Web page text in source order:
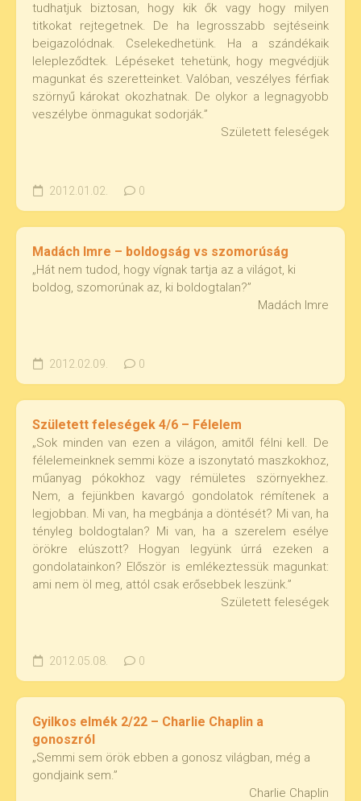
tudhatjuk biztosan, hogy kik ők vagy hogy milyen
titkokat rejtegetnek. De ha legrosszabb sejtéseink
beigazolódnak. Cselekedhetünk. Ha a szándékaik
lelepleződtek. Lépéseket tehetünk, hogy megvédjük
magunkat és szeretteinket. Valóban, veszélyes férfiak
szörnyű károkat okozhatnak. De olykor a legnagyobb
veszélybe önmagukat sodorják.”
Született feleségek
2012.01.02. 0
Madách Imre – boldogság vs szomorúság
„Hát nem tudod, hogy vígnak tartja az a világot, ki
boldog, szomorúnak az, ki boldogtalan?”
Madách Imre
2012.02.09. 0
Született feleségek 4/6 – Félelem
„Sok minden van ezen a világon, amitől félni kell. De
félelemeinknek semmi köze a iszonytató maszkokhoz,
műanyag pókokhoz vagy rémületes szörnyekhez.
Nem, a fejünkben kavargó gondolatok rémítenek a
legjobban. Mi van, ha megbánja a döntését? Mi van, ha
tényleg boldogtalan? Mi van, ha a szerelem esélye
örökre elúszott? Hogyan legyünk úrrá ezeken a
gondolatainkon? Először is emlékeztessük magunkat:
ami nem öl meg, attól csak erősebbek leszünk.”
Született feleségek
2012.05.08. 0
Gyilkos elmék 2/22 – Charlie Chaplin a
gonoszról
„Semmi sem örök ebben a gonosz világban, még a
gondjaink sem.”
Charlie Chaplin